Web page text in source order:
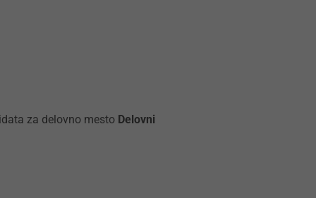
za delovno mesto Delovni